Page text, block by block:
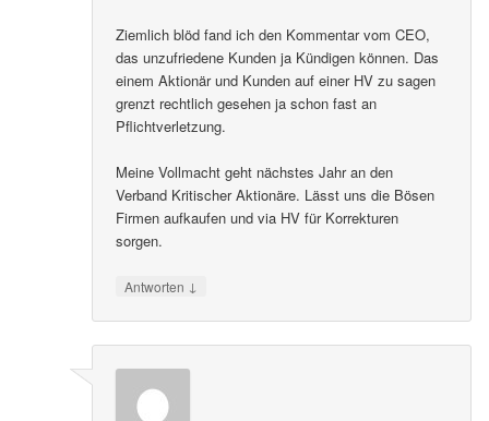
Ziemlich blöd fand ich den Kommentar vom CEO,
das unzufriedene Kunden ja Kündigen können. Das
einem Aktionär und Kunden auf einer HV zu sagen
grenzt rechtlich gesehen ja schon fast an
Pflichtverletzung.
Meine Vollmacht geht nächstes Jahr an den
Verband Kritischer Aktionäre. Lässt uns die Bösen
Firmen aufkaufen und via HV für Korrekturen
sorgen.
Antworten ↓